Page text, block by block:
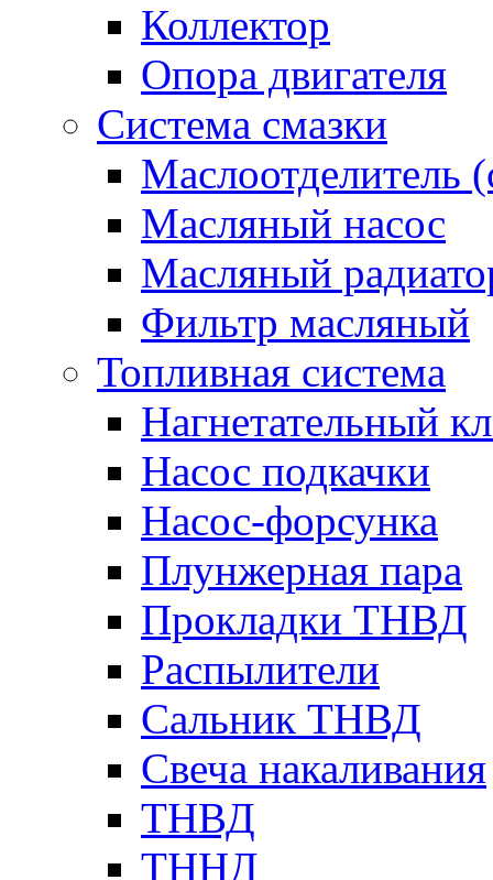
Коллектор
Опора двигателя
Система смазки
Маслоотделитель
Масляный насос
Масляный
Фильтр масляный
Топливная система
Нагнетательный
Насос подкачки
Насос-форсунка
Плунжерная пара
Прокладки ТНВД
Распылители
Сальник ТНВД
Свеча накаливания
ТНВД
ТННД